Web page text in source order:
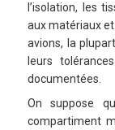
l’isolation, les
aux matériaux et
avions, la
leurs
documentées.
On suppose
compartiment